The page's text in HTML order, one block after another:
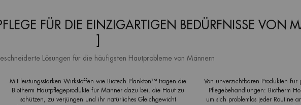
FÜR DIE EINZIGARTIGEN BEDÜRFNISSE VON
Lösungen für die häufigsten Hautprobleme von Männern
Mit leistungsstarken Wirkstoffen wie Biotech Plankton™ tragen die
Biotherm Hautpflegeprodukte für Männer dazu bei, die Haut zu
schützen, zu verjüngen und ihr natürliches Gleichgewicht
Von unverzichtbaren Produkten für
Pflegebehandlungen: Biotherm
um sich problemlos jeder Routine